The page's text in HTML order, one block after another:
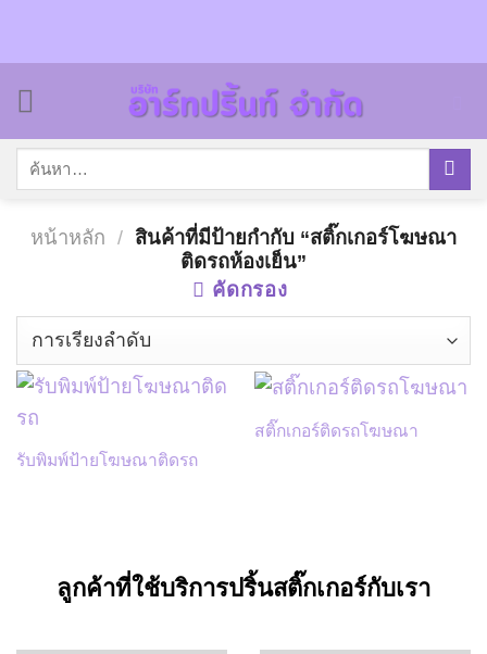
ค้นหา:
หน้าหลัก / สินค้าที่มีป้ายกำกับ “สติ๊กเกอร์โฆษณา
ติดรถห้องเย็น”
คัดกรอง
รับพิมพ์ป้ายโฆษณาติดรถ
สติ๊กเกอร์ติดรถโฆษณา
ลูกค้าที่ใช้บริการปริ้นสติ๊กเกอร์กับเรา